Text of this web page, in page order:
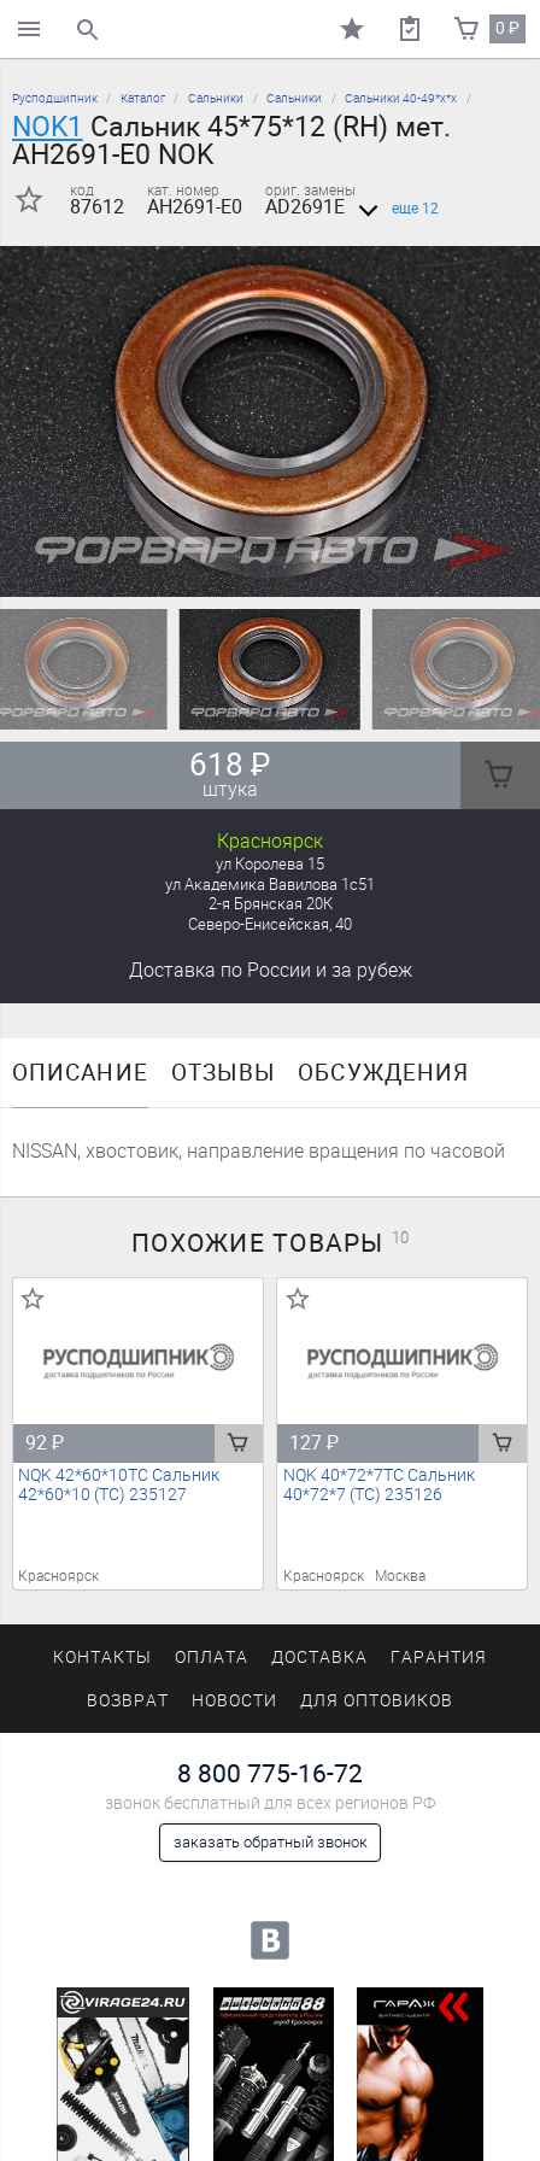
поиск по каталогу 0₽
Русподшипник Каталог Сальники Сальники Сальники 40-49*х*х
NOK1 Сальник 45*75*12 (RH) мет.
AH2691-E0 NOK
код
87612
кат. номер
AH2691-E0
ориг. замены
AD2691E еще 12
618₽
штука
Красноярск
ул Королева 15
ул Академика Вавилова 1с51
2-я Брянская 20К
Северо-Енисейская, 40
Доставка по России и за рубеж
ОПИСАНИЕ ОТЗЫВЫ ОБСУЖДЕНИЯ
NISSAN, хвостовик, направление вращения по часовой
ПОХОЖИЕТОВАРЫ 10
92₽
NQK 42*60*10TC Сальник
42*60*10 (TC) 235127
Красноярск
127₽
NQK 40*72*7TC Сальник
40*72*7 (TC) 235126
Красноярск Москва
КОНТАКТЫ ОПЛАТА ДОСТАВКА ГАРАНТИЯ
ВОЗВРАТ НОВОСТИ ДЛЯ ОПТОВИКОВ
8 800 775-16-72
звонок бесплатный для всех регионов РФ
заказать обратный звонок